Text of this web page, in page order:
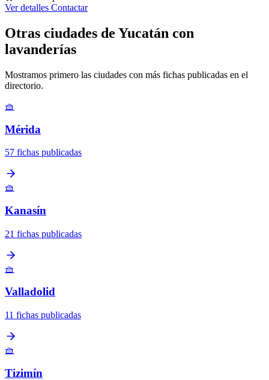
Ver detalles Contactar
Otras ciudades de Yucatán con
lavanderías
Mostramos primero las ciudades con más fichas publicadas en el
directorio.
🧺
Mérida
57 fichas publicadas
🧺
Kanasín
21 fichas publicadas
🧺
Valladolid
11 fichas publicadas
🧺
Tizimín